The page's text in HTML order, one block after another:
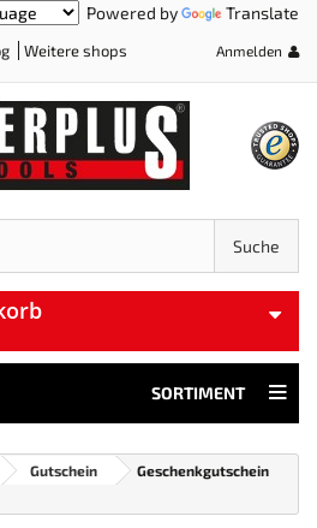
Powered by Translate
Weitere shops Anmelden
Suche
SORTIMENT
Gutschein
Geschenkgutschein